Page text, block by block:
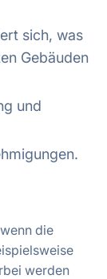
sich, was
Gebäuden
und
die
werden